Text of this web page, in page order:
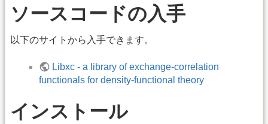
ソースコードの入手
以下のサイトから入手できます。
Libxc - a library of exchange-correlation
functionals for density-functional theory
インストール